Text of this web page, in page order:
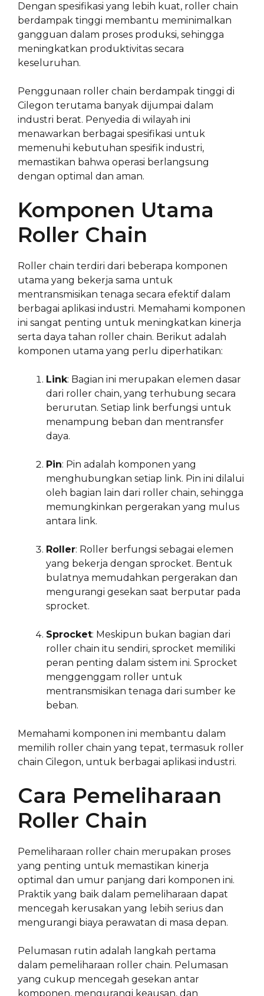
Dengan spesifikasi yang lebih kuat, roller chain
berdampak tinggi membantu meminimalkan
gangguan dalam proses produksi, sehingga
meningkatkan produktivitas secara
keseluruhan.
Penggunaan roller chain berdampak tinggi di
Cilegon terutama banyak dijumpai dalam
industri berat. Penyedia di wilayah ini
menawarkan berbagai spesifikasi untuk
memenuhi kebutuhan spesifik industri,
memastikan bahwa operasi berlangsung
dengan optimal dan aman.
Komponen Utama
Roller Chain
Roller chain terdiri dari beberapa komponen
utama yang bekerja sama untuk
mentransmisikan tenaga secara efektif dalam
berbagai aplikasi industri. Memahami komponen
ini sangat penting untuk meningkatkan kinerja
serta daya tahan roller chain. Berikut adalah
komponen utama yang perlu diperhatikan:
Link: Bagian ini merupakan elemen dasar
dari roller chain, yang terhubung secara
berurutan. Setiap link berfungsi untuk
menampung beban dan mentransfer
daya.
Pin: Pin adalah komponen yang
menghubungkan setiap link. Pin ini dilalui
oleh bagian lain dari roller chain, sehingga
memungkinkan pergerakan yang mulus
antara link.
Roller: Roller berfungsi sebagai elemen
yang bekerja dengan sprocket. Bentuk
bulatnya memudahkan pergerakan dan
mengurangi gesekan saat berputar pada
sprocket.
Sprocket: Meskipun bukan bagian dari
roller chain itu sendiri, sprocket memiliki
peran penting dalam sistem ini. Sprocket
menggenggam roller untuk
mentransmisikan tenaga dari sumber ke
beban.
Memahami komponen ini membantu dalam
memilih roller chain yang tepat, termasuk roller
chain Cilegon, untuk berbagai aplikasi industri.
Cara Pemeliharaan
Roller Chain
Pemeliharaan roller chain merupakan proses
yang penting untuk memastikan kinerja
optimal dan umur panjang dari komponen ini.
Praktik yang baik dalam pemeliharaan dapat
mencegah kerusakan yang lebih serius dan
mengurangi biaya perawatan di masa depan.
Pelumasan rutin adalah langkah pertama
dalam pemeliharaan roller chain. Pelumasan
yang cukup mencegah gesekan antar
komponen, mengurangi keausan, dan